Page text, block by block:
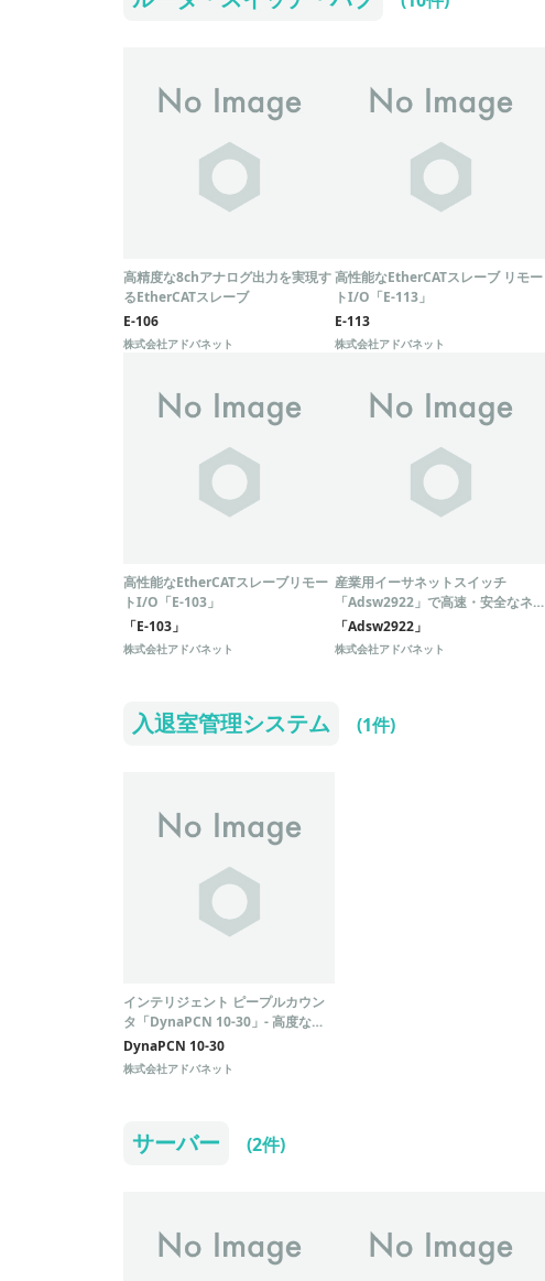
高精度な8chアナログ出力を実現す
るEtherCATスレーブ
E-106
株式会社アドバネット
高性能なEtherCATスレーブ リモー
トI/O「E-113」
E-113
株式会社アドバネット
高性能なEtherCATスレーブリモー
トI/O「E-103」
「E-103」
株式会社アドバネット
産業用イーサネットスイッチ
「Adsw2922」で高速・安全なネッ
トワークを実現！
「Adsw2922」
株式会社アドバネット
入退室管理システム (1件)
インテリジェント ピープルカウン
タ「DynaPCN 10-30」- 高度な識
別機能と簡単な設置で、人数カウン
トを効率化-
DynaPCN 10-30
株式会社アドバネット
サーバー (2件)